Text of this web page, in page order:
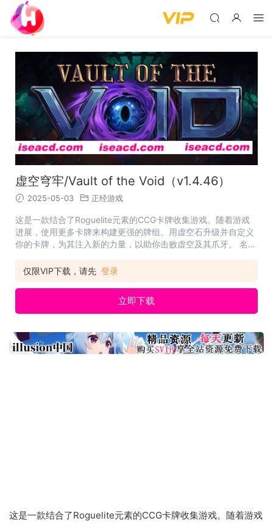
虚空穹牢/Vault of the Void（v1.4.46）
2025-05-03 正经游戏
这是一款结合了Roguelite元素的CCG卡牌收集游戏。随着游戏
进展，使用更多卡牌来构建更强的牌组。用虚空石升级并自定义
你的卡牌，为其注入新的力量，以助你击败虚空及其爪牙。 名
商: Spider Nest Games 发行商: Spider Nest Games
仅限VIP下载，请先 登录
立即下载
这是一款结合了Roguelite元素的CCG卡牌收集游戏。随着游戏